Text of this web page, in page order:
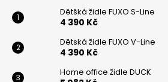
Dětšká židle FUXO S-Line
4 390 Kč
Dětská židle FUXO V-Line
4 390 Kč
Home office židle DUCK